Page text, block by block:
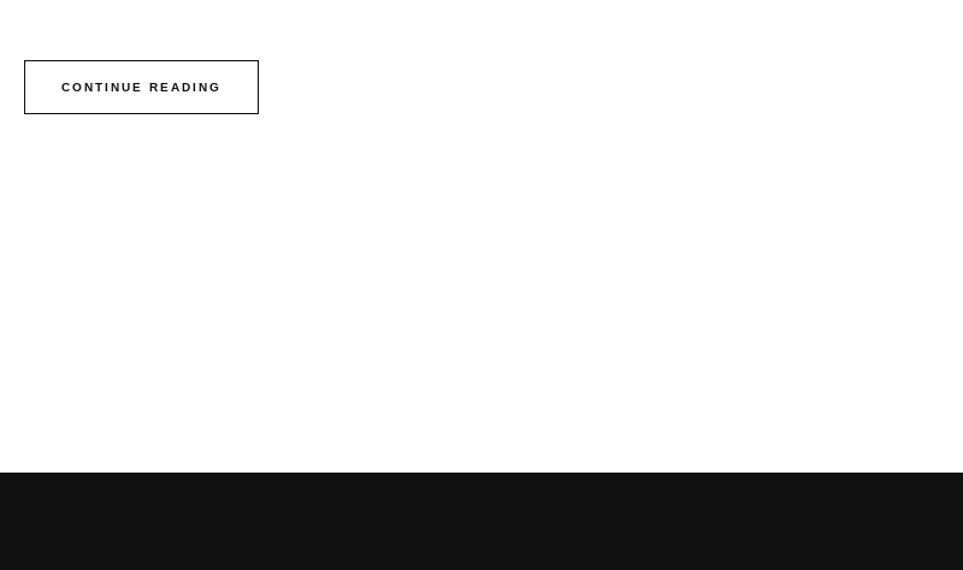
CONTINUE READING